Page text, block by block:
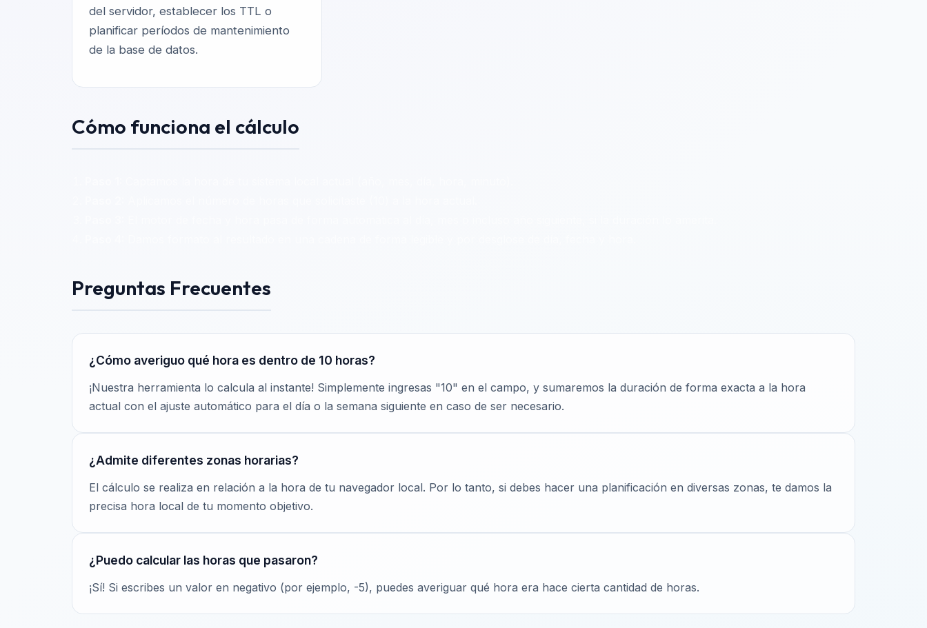
del servidor, establecer los TTL o
planificar períodos de mantenimiento
de la base de datos.
Cómo funciona el cálculo
Preguntas Frecuentes
¿Cómo averiguo qué hora es dentro de 10 horas?
¡Nuestra herramienta lo calcula al instante! Simplemente ingresas "10" en el campo, y sumaremos la duración de forma exacta a la hora
actual con el ajuste automático para el día o la semana siguiente en caso de ser necesario.
¿Admite diferentes zonas horarias?
El cálculo se realiza en relación a la hora de tu navegador local. Por lo tanto, si debes hacer una planificación en diversas zonas, te damos la
precisa hora local de tu momento objetivo.
¿Puedo calcular las horas que pasaron?
¡Sí! Si escribes un valor en negativo (por ejemplo, -5), puedes averiguar qué hora era hace cierta cantidad de horas.